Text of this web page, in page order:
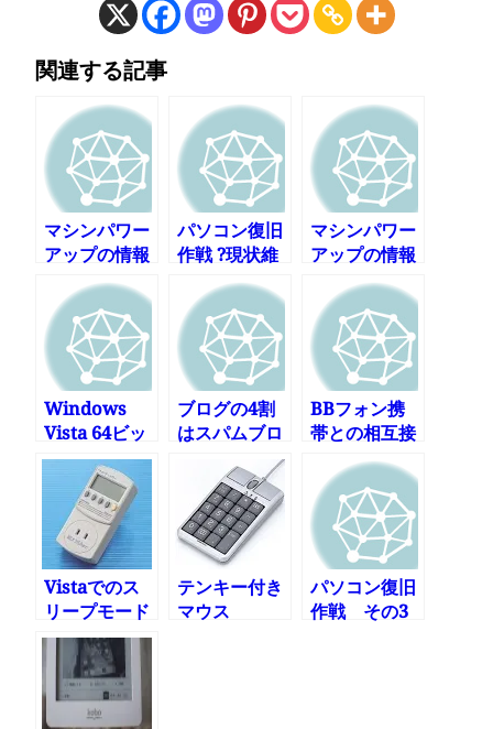
関連する記事
マシンパワー
アップの情報
を集めてみる
その2
パソコン復旧
作戦 ?現状維
持か性能アッ
プか?
マシンパワー
アップの情報
を集めてみる
その1
Windows
Vista 64ビッ
ト版をねらう
ならどれを買
えばいい?
ブログの4割
はスパムブロ
BBフォン携
帯との相互接
続を開始
Vistaでのス
リープモード
の消費電力
テンキー付き
マウス
パソコン復旧
作戦 その3